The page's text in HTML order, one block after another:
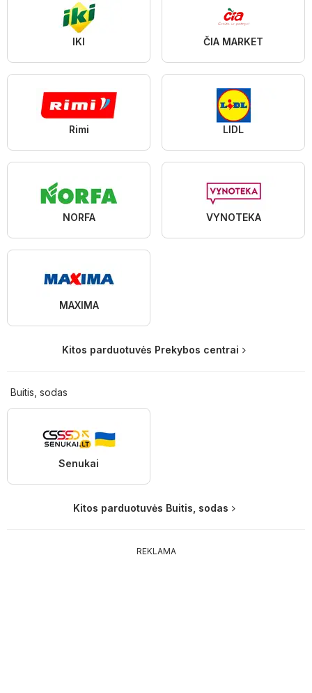
IKI ČIA MARKET
Rimi LIDL
NORFA VYNOTEKA
MAXIMA
Kitos parduotuvės Prekybos centrai
Buitis, sodas
Senukai
Kitos parduotuvės Buitis, sodas
REKLAMA